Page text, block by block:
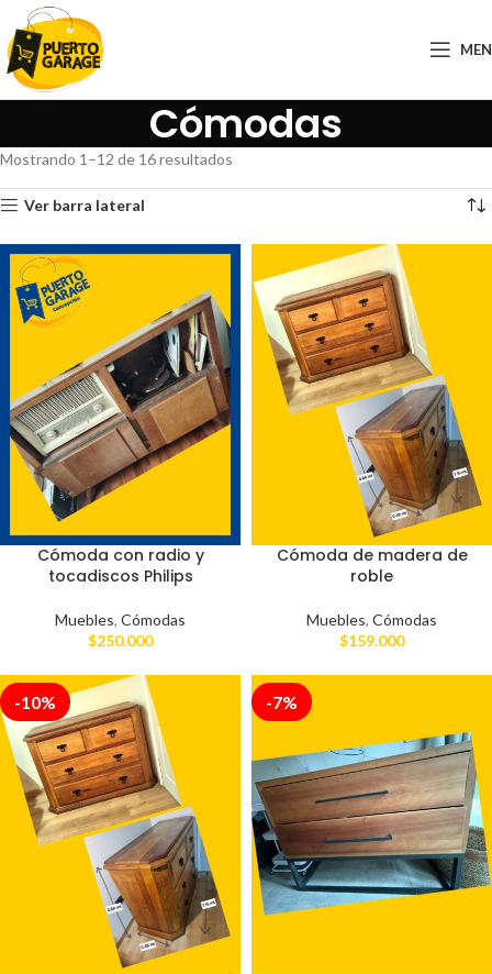
Cómodas
Mostrando 1–12 de 16 resultados
Ver barra lateral
Cómoda con radio y
tocadiscos Philips
Muebles, Cómodas
$250.000
Cómoda de madera de
roble
Muebles, Cómodas
$159.000
-10% -7%